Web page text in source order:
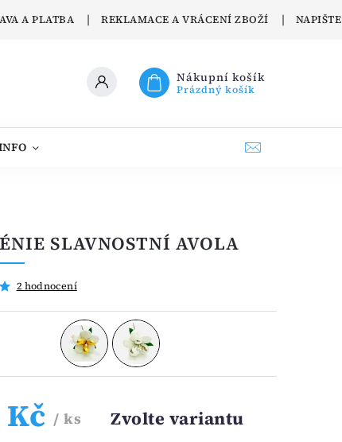
A PLATBA REKLAMACE A VRÁCENÍ ZBOŽÍ
Nákupní košík
Prázdný košík
KONTAKTY
SLAVNOSTNÍ AVOLA
2 hodnocení
Kč / ks Zvolte variantu